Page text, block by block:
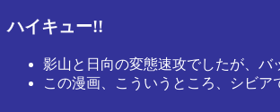
ハイキュー!!
影山と日向の変態速攻でしたが、バ
この漫画、こういうところ、シビア